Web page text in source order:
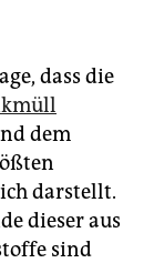
dass die
dem
darstellt.
dieser aus
sind